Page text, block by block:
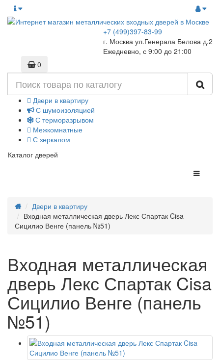
+7 (499)397-83-99
г. Москва ул.Генерала Белова д.2
Ежедневно, с 9:00 до 21:00
0
Двери в квартиру
С шумоизоляцией
С терморазрывом
Межкомнатные
С зеркалом
Каталог дверей
Двери в квартиру
Входная металлическая дверь Лекс Спартак Cisa
Сицилио Венге (панель №51)
Входная металлическая
дверь Лекс Спартак Cisa
Сицилио Венге (панель
№51)